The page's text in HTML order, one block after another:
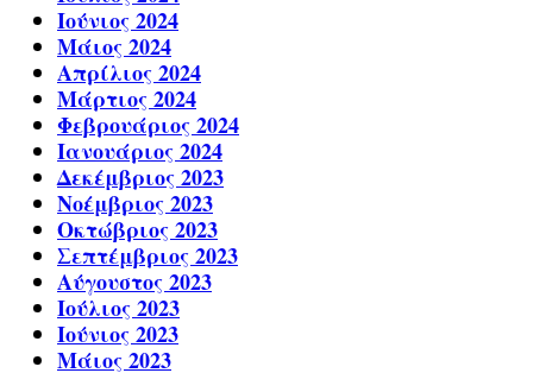
Ιούνιος 2024
Μάιος 2024
Απρίλιος 2024
Μάρτιος 2024
Φεβρουάριος 2024
Ιανουάριος 2024
Δεκέμβριος 2023
Νοέμβριος 2023
Οκτώβριος 2023
Σεπτέμβριος 2023
Αύγουστος 2023
Ιούλιος 2023
Ιούνιος 2023
Μάιος 2023